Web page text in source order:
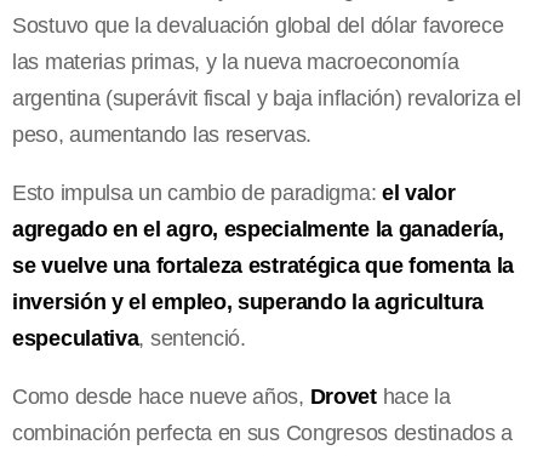
Sostuvo que la devaluación global del dólar favorece
las materias primas, y la nueva macroeconomía
argentina (superávit fiscal y baja inflación) revaloriza el
peso, aumentando las reservas.
Esto impulsa un cambio de paradigma: el valor
agregado en el agro, especialmente la ganadería,
se vuelve una fortaleza estratégica que fomenta la
inversión y el empleo, superando la agricultura
especulativa, sentenció.
Como desde hace nueve años, Drovethace la
combinación perfecta en sus Congresos destinados a